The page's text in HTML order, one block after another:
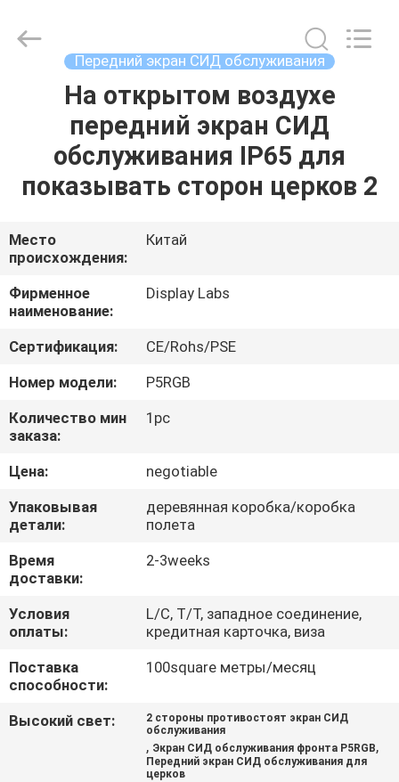
ПРОДУКТЫ
ШОУ
О
НАС
ПУТЕШЕСТВИЕ
ФАБРИКИ
ПРОВЕРКА
КАЧЕСТВА
СВЯЖИТЕСЬ
МЫ
НОВОСТИ
СПРОСИТЕ
LED
Co.,Ltd.
Передний экран СИД обслуживания
На открытом воздухе
передний экран СИД
обслуживания IP65 для
показывать сторон церков 2
Место
происхождения:
Китай
Фирменное
наименование:
Display Labs
Сертификация:
CE/Rohs/PSE
Номер модели:
P5RGB
Количество мин
заказа:
1pc
Цена:
negotiable
Упаковывая
детали:
деревянная коробка/коробка
полета
Время
доставки:
2-3weeks
Условия
оплаты:
L/C, T/T, западное соединение,
кредитная карточка, виза
Поставка
способности:
100square метры/месяц
Высокий свет:
2 стороны противостоят экран СИД
обслуживания
, Экран СИД обслуживания фронта P5RGB,
Передний экран СИД обслуживания для
церков